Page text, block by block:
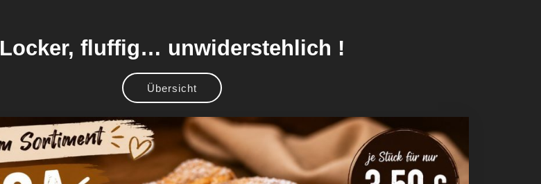
Locker, fluffig… unwiderstehlich !
Übersicht